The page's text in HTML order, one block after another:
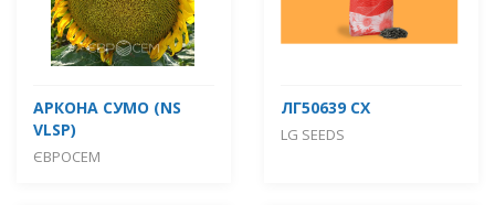
АРКОНА СУМО (NS
VLSP)
ЄВРОСЕМ
ЛГ50639 СХ
LG SEEDS